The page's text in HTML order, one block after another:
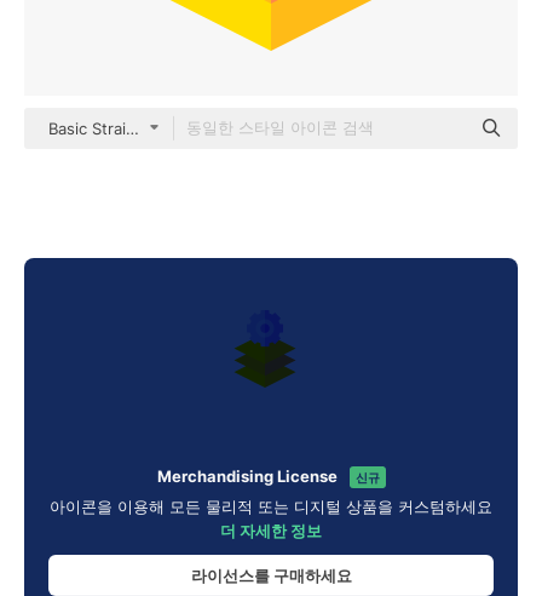
Basic Straight Flat
Merchandising License 신규
아이콘을 이용해 모든 물리적 또는 디지털 상품을 커스텀하세요
더 자세한 정보
라이선스를 구매하세요